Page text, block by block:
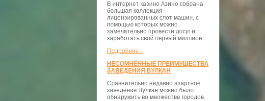
В интернет казино Азино собрана
большая коллекция
лицензированных слот машин, с
помощью которых можно
замечательно провести досуг и
заработать свой первый миллион.
Подробнее...
НЕСОМНЕННЫЕ ПРЕИМУЩЕСТВА
ЗАВЕДЕНИЯ ВУЛКАН
Сравнительно недавно азартное
заведение Вулкан можно было
обнаружить во множестве городов.